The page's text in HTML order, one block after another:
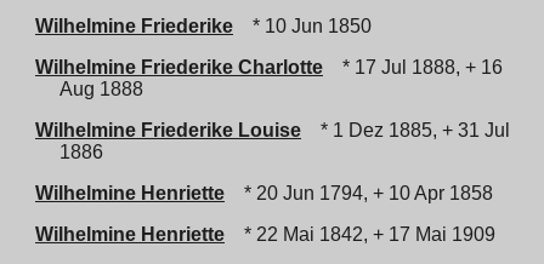
Wilhelmine Friederike
* 10 Jun 1850
Wilhelmine Friederike Charlotte
* 17 Jul 1888, + 16
Aug 1888
Wilhelmine Friederike Louise
* 1 Dez 1885, + 31 Jul
1886
Wilhelmine Henriette
* 20 Jun 1794, + 10 Apr 1858
Wilhelmine Henriette
* 22 Mai 1842, + 17 Mai 1909